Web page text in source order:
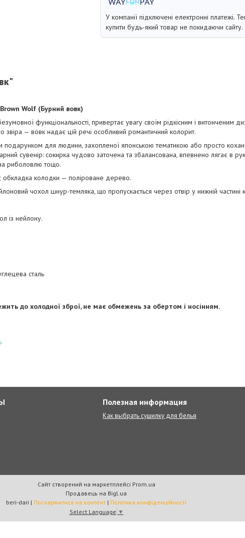
У компанії підключені електронні платежі.
купити будь-який товар не покидаючи сайту.
Brown Wolf (Бурний вовк)
функціональності, привертає увагу своїм рідкісним і витонченим
звіра — вовк надає цій речі особливий романтичний колорит.
для людини, захопленої японською тематикою або просто
сувенір: сокирка чудово заточена та збалансована, впевнено лягає в
на риболовлю тощо.
обкладка колодки — поліроване дерево.
чохол шнур-темляка, що пропускається через отвір у нижній частині
із нейлону.
сталь
до холодної зброї, не має обмежень за обертом і носінням.
Полезная информация
Как выбрать сушилку для белья
Сайт створений на маркетплейсі Prom.ua
Продавець на Bigl.ua
beri-dari | Поскаржитися на контент | Політика конфіденційності
Select Language ▼